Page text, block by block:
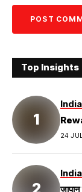
Top Insights
India
24
India